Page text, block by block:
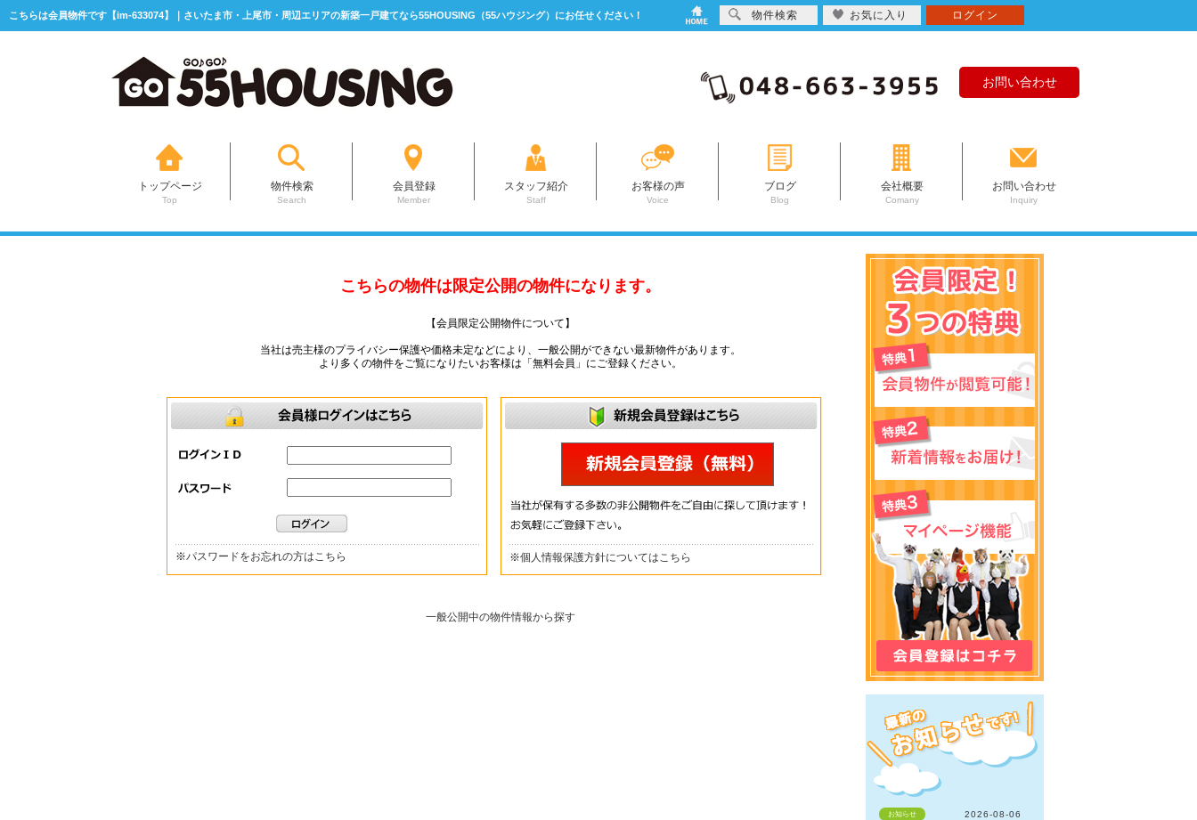
こちらは会員物件です【im-633074】｜さいたま市・上尾市・周辺エリアの新築一戸建てなら55HOUSING（55ハウジング）にお任せください！
お問い合わせ
トップページ
Top
物件検索
Search
会員登録
Member
スタッフ紹介
Staff
お客様の声
Voice
ブログ
Blog
会社概要
Comany
お問い合わせ
Inquiry
こちらの物件は限定公開の物件になります。
【会員限定公開物件について】
当社は売主様のプライバシー保護や価格未定などにより、一般公開ができない最新物件があります。
より多くの物件をご覧になりたいお客様は「無料会員」にご登録ください。
※パスワードをお忘れの方はこちら ※個人情報保護方針についてはこちら
一般公開中の物件情報から探す
物件検索 お気に入り ログイン